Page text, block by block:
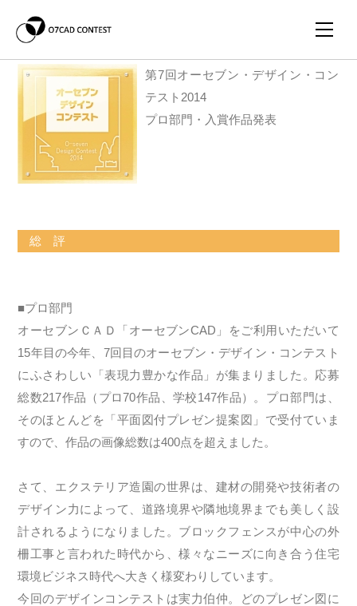
第7回オーセブン・デザイン・コン
テスト2014
プロ部門・入賞作品発表
総 評
■プロ部門
オーセブンＣＡＤ「オーセブンCAD」をご利用いただいて
15年目の今年、7回目のオーセブン・デザイン・コンテスト
にふさわしい「表現力豊かな作品」が集まりました。応募
総数217作品（プロ70作品、学校147作品）。プロ部門は、
そのほとんどを「平面図付プレゼン提案図」で受付ていま
すので、作品の画像総数は400点を超えました。
さて、エクステリア造園の世界は、建材の開発や技術者の
デザイン力によって、道路境界や隣地境界までも美しく設
計されるようになりました。ブロックフェンスが中心の外
柵工事と言われた時代から、様々なニーズに向き合う住宅
環境ビジネス時代へ大きく様変わりしています。
今回のデザインコンテストは実力伯仲。どのプレゼン図に